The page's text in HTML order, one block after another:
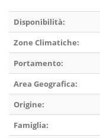
Disponibilità:
Zone Climatiche:
Portamento:
Area Geografica:
Origine:
Famiglia: